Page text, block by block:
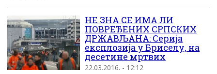
НЕ ЗНА СЕ ИМА ЛИ
ПОВРЕЂЕНИХ СРПСКИХ
ДРЖАВЉАНА: Серија
експлозија у Бриселу, на
десетине мртвих
22.03.2016. - 12:12